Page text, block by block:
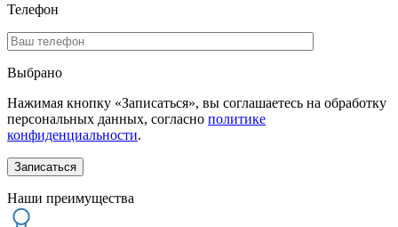
Телефон
Выбрано
Нажимая кнопку «Записаться», вы соглашаетесь на обработку
персональных данных, согласно политике
конфиденциальности.
Наши преимущества